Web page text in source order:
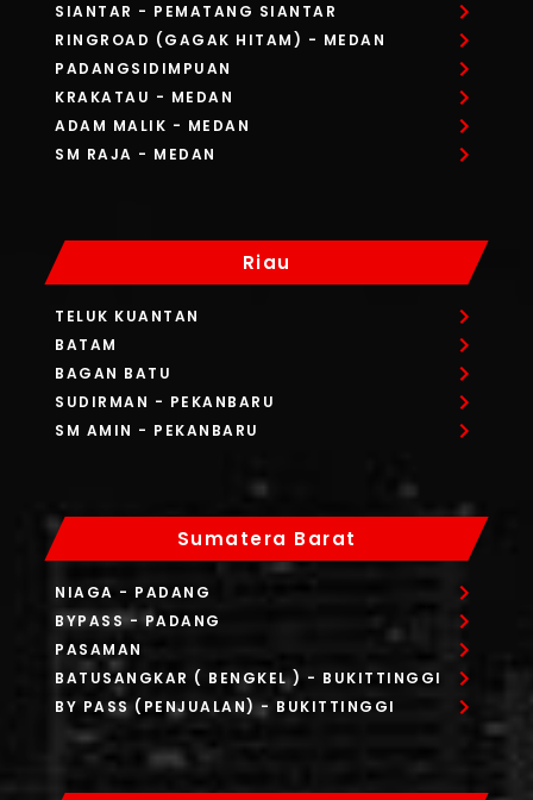
SIANTAR - PEMATANG SIANTAR
RINGROAD (GAGAK HITAM) - MEDAN
PADANGSIDIMPUAN
KRAKATAU - MEDAN
ADAM MALIK - MEDAN
SM RAJA - MEDAN
Riau
TELUK KUANTAN
BATAM
BAGAN BATU
SUDIRMAN - PEKANBARU
SM AMIN - PEKANBARU
Sumatera Barat
NIAGA - PADANG
BYPASS - PADANG
PASAMAN
BATUSANGKAR ( BENGKEL ) - BUKITTINGGI
BY PASS (PENJUALAN) - BUKITTINGGI